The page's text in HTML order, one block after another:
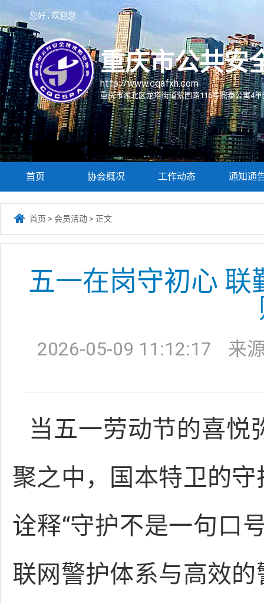
您好 , 欢迎您
重庆市公共安
http://www.cqafxh.com
重庆市渝北区龙塔街道紫园路116号鼎泰公寓4单
首页 协会概况 工作动态 通知通
 首页 > 会员活动 > 正文
五一在岗守初心
2026-05-09 11:12:17 来
当五一劳动节的喜悦
聚之中，国本特卫的
诠释“守护不是一句口
联网警护体系与高效